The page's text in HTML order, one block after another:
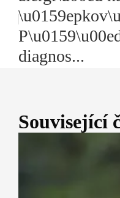
diagnos...
Související